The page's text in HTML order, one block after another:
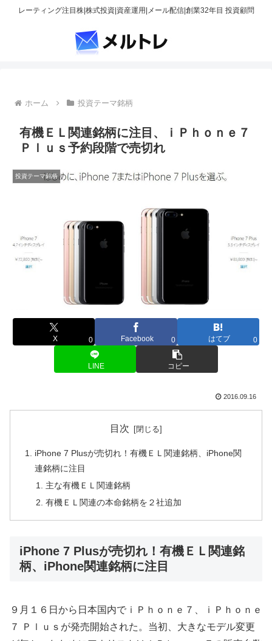
レーティング注目株|株式投資|資産運用|メール配信|創業32年目 投資顧問
ホーム 投資テーマ銘柄
有機ＥＬ関連銘柄に注目、ｉＰｈｏｎｅ７
Ｐｌｕｓ予約段階で売切れ
投資テーマ銘柄
X 0 Facebook 0 はてブ 0
LINE コピー
2016.09.16
目次
iPhone 7 Plusが売切れ！有機ＥＬ関連銘柄、iPhone関
連銘柄に注目
主な有機ＥＬ関連銘柄
有機ＥＬ関連の本命銘柄を２社追加
iPhone 7 Plusが売切れ！有機ＥＬ関連銘
柄、iPhone関連銘柄に注目
９月１６日から日本国内でｉＰｈｏｎｅ７、ｉＰｈｏｎｅ
７ Ｐｌｕｓが発売開始された。当初、大きなモデル変更